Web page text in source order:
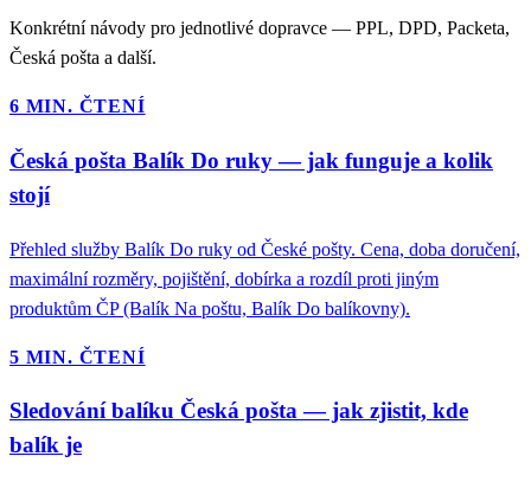
Konkrétní návody pro jednotlivé dopravce — PPL, DPD, Packeta,
Česká pošta a další.
6 MIN. ČTENÍ
Česká pošta Balík Do ruky — jak funguje a kolik
stojí
Přehled služby Balík Do ruky od České pošty. Cena, doba doručení,
maximální rozměry, pojištění, dobírka a rozdíl proti jiným
produktům ČP (Balík Na poštu, Balík Do balíkovny).
5 MIN. ČTENÍ
Sledování balíku Česká pošta — jak zjistit, kde
balík je